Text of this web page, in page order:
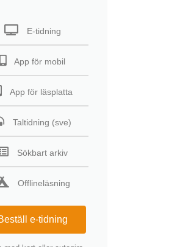
E-tidning
App för mobil
App för läsplatta
Taltidning (sve)
Sökbart arkiv
Offlineläsning
e-tidning